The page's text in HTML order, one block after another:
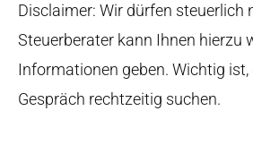
Disclaimer: Wir dürfen steuerlich
Steuerberater kann Ihnen hierzu
Informationen geben. Wichtig ist,
Gespräch rechtzeitig suchen.